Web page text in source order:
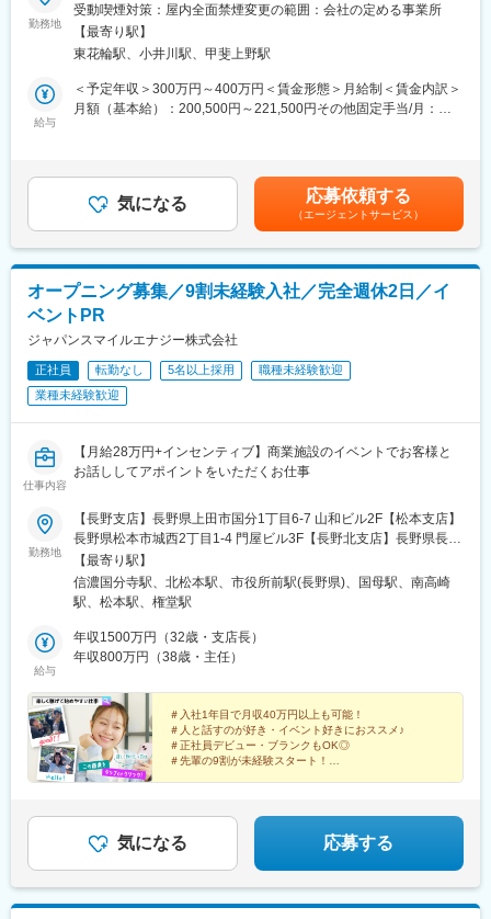
■企業の魅力 ＼メーカーと商社2つの顔を持つ総合メカパーツ企
業／
1963年創業。パソコンや工作機械の内部部品の開発～設計まで手
掛ける、商社機能を備えた企業です。
2色成形の金型設計、製造、成形・組み立て加工から精密フィルム
＜主要製品＞携帯電話関連/パソコン関連/インフラ・通信関連/流
通業・金融業向け端末、通貨関連/自動車関連/タッチパネル関連
■業務内容
電線・ワイヤーハーネス加工及び電装品の組立作業
■具体的な業務内容
【工場スタッフ】
電装品や電線・ハーネスといった電設資材の工場での加工作業を
・受入作業
・ピッキング作業
・配達
変更の範囲：会社の定める業務
勤務地
受動喫煙対策：屋内全面禁煙変更の範囲：会社の定める事業所
【最寄り駅】
東花輪駅、小井川駅、甲斐上野駅
給与
＜予定年収＞300万円～400万円＜賃金形態＞月給制＜賃金内訳＞
月額（基本給）：200,500円～221,500円その他固定手当/月：
であり、選考を通じて上下する可能性があります。月給(月額)は固
定手当を含めた表記です。
気になる 応募依頼する
（エージェントサービス）
オープニング募集／9割未経験入社／完全週休2日／イ
ベントPR
ジャパンスマイルエナジー株式会社
正社員 転勤なし 5名以上採用
職種未経験歓迎
業種未経験歓迎
仕事内容
【月給28万円+インセンティブ】商業施設のイベントでお客様と
お話ししてアポイントをいただくお仕事
勤務地
【長野支店】長野県上田市国分1丁目6-7 山和ビル2F【松本支店】
長野県松本市城西2丁目1-4 門屋ビル3F【長野北支店】長野県長野
市鶴賀緑町1631-5【山梨支店】山梨県甲府市国母5丁目9-24 渡辺
ビル3F＼新拠点のメンバー募集も！／【群馬支店】群馬県高崎市
上中居町377-1★8月オープン※転勤なし※マイカー通勤OK・駐車
【最寄り駅】
信濃国分寺駅、北松本駅、市役所前駅(長野県)、国母駅、南高崎
駅、松本駅、権堂駅
給与
年収1500万円（32歳・支店長）
年収800万円（38歳・主任）
＃入社1年目で月収40万円以上も可能！
＃人と話すのが好き・イベント好きにおススメ♪
＃正社員デビュー・ブランクもOK◎
＃先輩の9割が未経験スタート！
気になる 応募する